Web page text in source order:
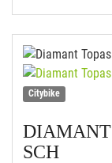
Citybike
DIAMANT
SCH